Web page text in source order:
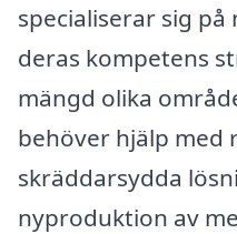
specialiserar sig
deras kompetens
mängd olika
behöver hjälp med
skräddarsydda
nyproduktion av